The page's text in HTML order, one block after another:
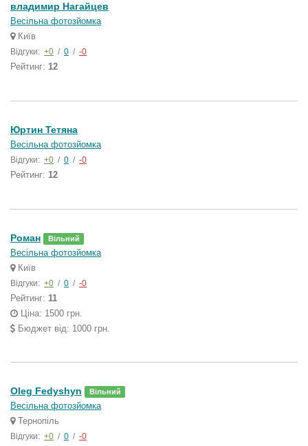
владимир Нагайцев
Весільна фотозйомка
Київ
Відгуки: +0 / 0 / -0
Рейтинг: 12
Юртин Тетяна
Весільна фотозйомка
Відгуки: +0 / 0 / -0
Рейтинг: 12
Роман Вільний
Весільна фотозйомка
Київ
Відгуки: +0 / 0 / -0
Рейтинг: 11
Ціна: 1500 грн.
Бюджет від: 1000 грн.
Oleg Fedyshyn Вільний
Весільна фотозйомка
Тернопіль
Відгуки: +0 / 0 / -0